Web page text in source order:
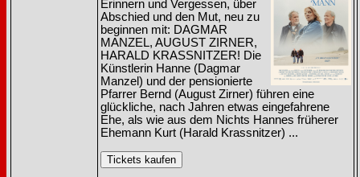
Erinnern und Vergessen, über
Abschied und den Mut, neu zu
beginnen mit: DAGMAR
MANZEL, AUGUST ZIRNER,
HARALD KRASSNITZER! Die
Künstlerin Hanne (Dagmar
Manzel) und der pensionierte
Pfarrer Bernd (August Zirner) führen eine
glückliche, nach Jahren etwas eingefahrene
Ehe, als wie aus dem Nichts Hannes früherer
Ehemann Kurt (Harald Krassnitzer) ...